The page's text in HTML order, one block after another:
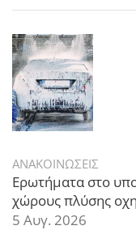
ΑΝΑΚΟΙΝΩΣΕΙΣ
Ερωτήματα στο
χώρους πλύσης
5 Αυγ. 2026